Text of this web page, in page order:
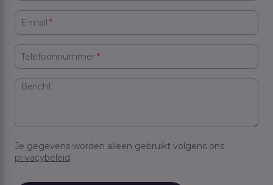
E-mail *
Telefoonnummer*
Bericht
Je gegevens worden alleen gebruikt volgens ons
privacybeleid.